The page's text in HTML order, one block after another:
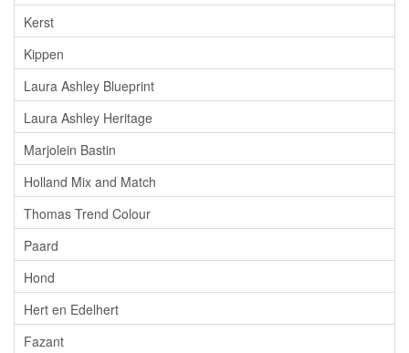
Kerst
Kippen
Laura Ashley Blueprint
Laura Ashley Heritage
Marjolein Bastin
Holland Mix and Match
Thomas Trend Colour
Paard
Hond
Hert en Edelhert
Fazant